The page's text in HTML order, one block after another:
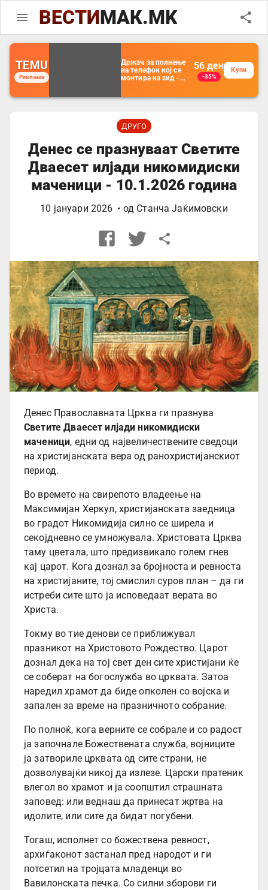
ВЕСТИМАК.MK
TEMU
Реклама
Држач за полнење
на телефон кој се
монтира на ѕид -
организатор за
далечински
управувач
56 ден
-35%
Купи
ДРУГО
Денес се празнуваат Светите
Дваесет илјади никомидиски
маченици - 10.1.2026 година
10 јануари 2026 • од Станча Јаќимовски
Денес Православната Црква ги празнува
Светите Дваесет илјади никомидиски
маченици, едни од највеличествените сведоци
на христијанската вера од ранохристијанскиот
период.
Во времето на свирепото владеење на
Максимијан Херкул, христијанската заедница
во градот Никомидија силно се ширела и
секојдневно се умножувала. Христовата Црква
таму цветала, што предизвикало голем гнев
кај царот. Кога дознал за бројноста и ревноста
на христијаните, тој смислил суров план – да ги
истреби сите што ја исповедаат верата во
Христа.
Токму во тие денови се приближувал
празникот на Христовото Рождество. Царот
дознал дека на тој свет ден сите христијани ќе
се соберат на богослужба во црквата. Затоа
наредил храмот да биде опколен со војска и
запален за време на празничното собрание.
По полноќ, кога верните се собрале и со радост
ја започнале Божествената служба, војниците
ја затвориле црквата од сите страни, не
дозволувајќи никој да излезе. Царски пратеник
влегол во храмот и ја соопштил страшната
заповед: или веднаш да принесат жртва на
идолите, или сите да бидат погубени.
Тогаш, исполнет со божествена ревност,
архиѓаконот застанал пред народот и ги
потсетил на тројцата младенци во
Вавилонската печка. Со силни зборови ги